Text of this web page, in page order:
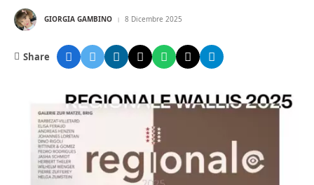
GIORGIA GAMBINO 8 Dicembre 2025
Share